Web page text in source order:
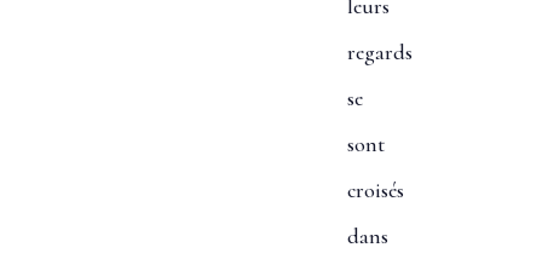
leurs
regards
se
sont
croisés
dans